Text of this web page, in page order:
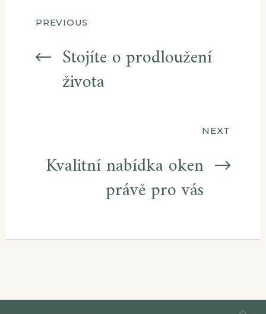
Navigace
pro
PREVIOUS
Stojíte o prodloužení
života
NEXT
Kvalitní nabídka oken
právě pro vás